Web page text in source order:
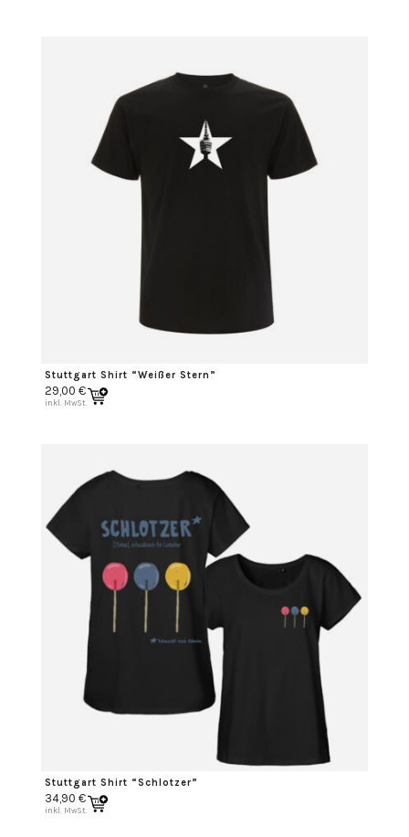
Stuttgart Shirt “Weißer Stern”
29,00 €
inkl. MwSt.
Stuttgart Shirt “Schlotzer”
34,90 €
inkl. MwSt.